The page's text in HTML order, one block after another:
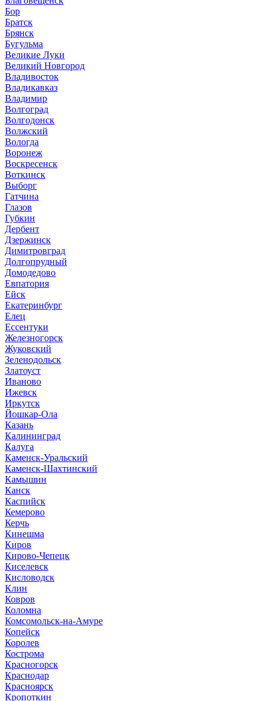
Бор
Братск
Брянск
Бугульма
Великие Луки
Великий Новгород
Владивосток
Владикавказ
Владимир
Волгоград
Волгодонск
Волжский
Вологда
Воронеж
Воскресенск
Воткинск
Выборг
Гатчина
Глазов
Губкин
Дербент
Дзержинск
Димитровград
Долгопрудный
Домодедово
Евпатория
Ейск
Екатеринбург
Елец
Ессентуки
Железногорск
Жуковский
Зеленодольск
Златоуст
Иваново
Ижевск
Иркутск
Йошкар-Ола
Казань
Калининград
Калуга
Каменск-Уральский
Каменск-Шахтинский
Камышин
Канск
Каспийск
Кемерово
Керчь
Кинешма
Киров
Кирово-Чепецк
Киселевск
Кисловодск
Клин
Ковров
Коломна
Комсомольск-на-Амуре
Копейск
Королев
Кострома
Красногорск
Краснодар
Красноярск
Кропоткин